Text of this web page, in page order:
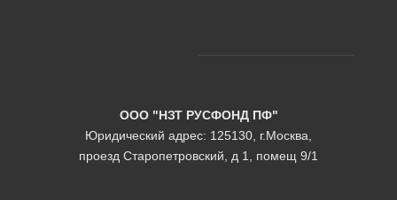
ООО "НЗТ РУСФОНД ПФ"
Юридический адрес: 125130, г.Москва,
проезд Старопетровский, д 1, помещ 9/1